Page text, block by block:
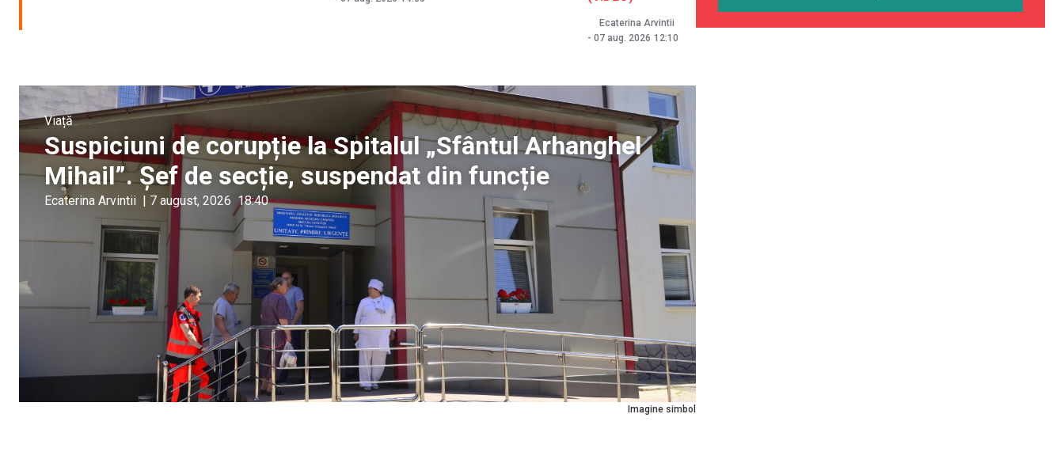
Ecaterina Arvintii
- 07 aug. 2026 12:10
Imagine simbol
Viață
Suspiciuni de corupție la Spitalul „Sfântul Arhanghel
Mihail”. Șef de secție, suspendat din funcție
Ecaterina Arvintii 7 august, 2026 18:40